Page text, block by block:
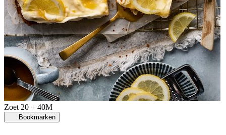
Zoet 20 + 40M
Bookmarken